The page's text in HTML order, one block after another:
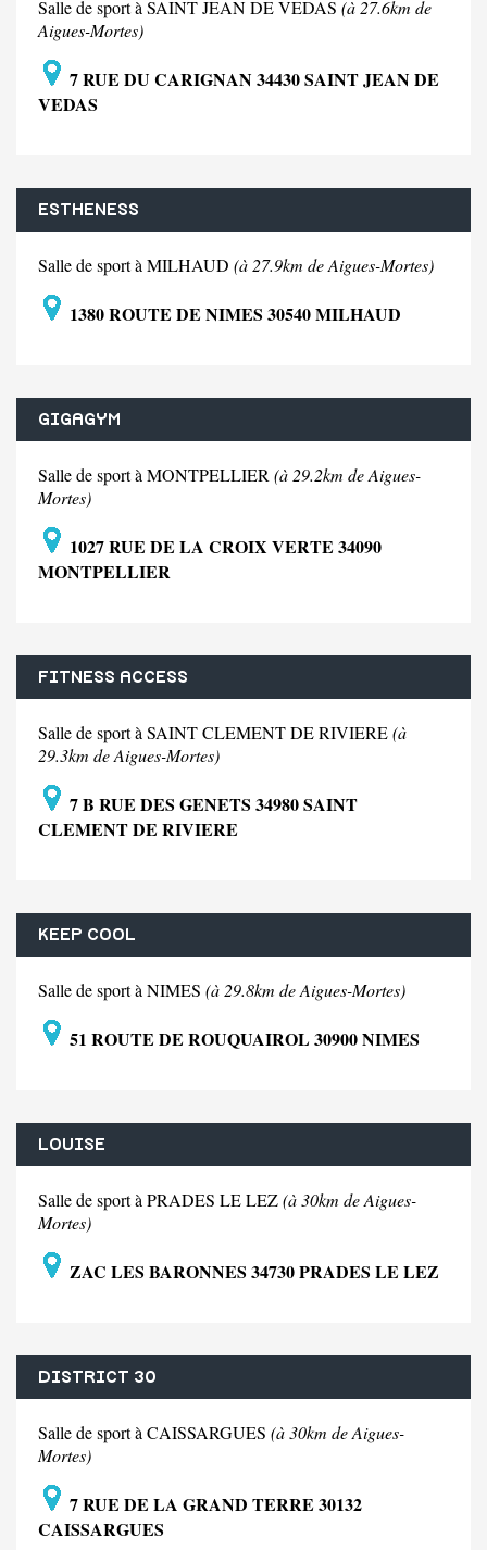
Salle de sport à SAINT JEAN DE VEDAS (à 27.6km de
Aigues-Mortes)
7 RUE DU CARIGNAN 34430 SAINT JEAN DE
VEDAS
ESTHENESS
Salle de sport à MILHAUD (à 27.9km de Aigues-Mortes)
1380 ROUTE DE NIMES 30540 MILHAUD
GIGAGYM
Salle de sport à MONTPELLIER (à 29.2km de Aigues-
Mortes)
1027 RUE DE LA CROIX VERTE 34090
MONTPELLIER
FITNESS ACCESS
Salle de sport à SAINT CLEMENT DE RIVIERE(à
29.3km de Aigues-Mortes)
7 B RUE DES GENETS 34980 SAINT
CLEMENT DE RIVIERE
KEEP COOL
Salle de sport à NIMES (à 29.8km de Aigues-Mortes)
51 ROUTE DE ROUQUAIROL 30900 NIMES
LOUISE
Salle de sport à PRADES LE LEZ(à 30km de Aigues-
Mortes)
ZAC LES BARONNES 34730 PRADES LE LEZ
DISTRICT 30
Salle de sport à CAISSARGUES (à 30km de Aigues-
Mortes)
7 RUE DE LA GRAND TERRE 30132
CAISSARGUES